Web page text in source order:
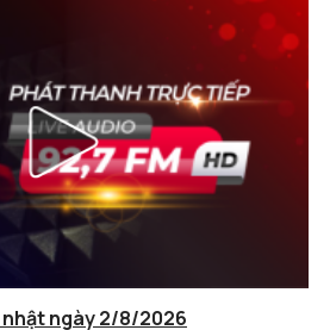
nhật ngày 2/8/2026